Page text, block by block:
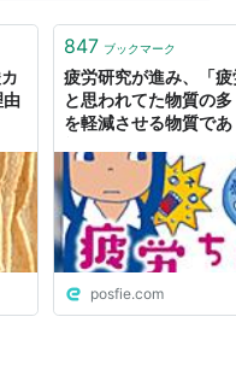
由
847 ブックマーク
疲労研究が進み、「
と思われてた物質の
を軽減させる物質で
posfie.com